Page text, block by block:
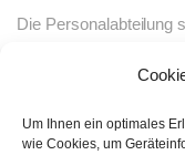
Um Ihnen ein optimales
wie Cookies, um
Die Personalabteilung
alle Beteiligten mehr
verringert auch das